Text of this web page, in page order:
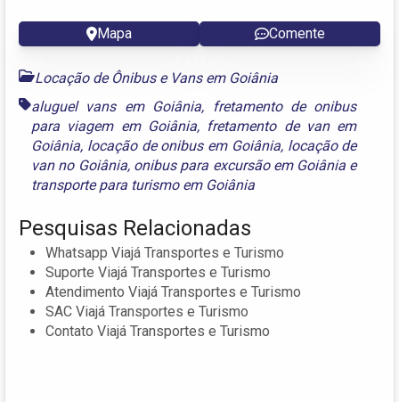
Mapa Comente
Locação de Ônibus e Vans em Goiânia
aluguel vans em Goiânia,
fretamento de onibus
para viagem em Goiânia, fretamento de van em
Goiânia, locação de onibus em Goiânia, locação de
van no Goiânia, onibus para excursão em Goiânia e
transporte para turismo em Goiânia
Pesquisas Relacionadas
Whatsapp Viajá Transportes e Turismo
Suporte Viajá Transportes e Turismo
Atendimento Viajá Transportes e Turismo
SAC Viajá Transportes e Turismo
Contato Viajá Transportes e Turismo